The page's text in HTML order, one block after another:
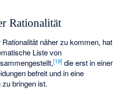
Rationalität
näher zu kommen, hat
Liste von
[19] die erst in einer
befreit und in eine
bringen ist.